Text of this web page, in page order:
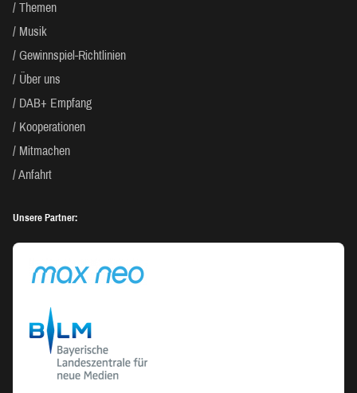
Themen
Musik
Gewinnspiel-Richtlinien
Über uns
DAB+ Empfang
Kooperationen
Mitmachen
Anfahrt
Unsere Partner: